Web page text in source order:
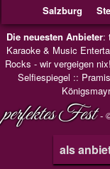
Salzburg
Die neuesten Anbieter:
Karaoke & Music
Rocks - wir vergeigen nix!
Selfiespiegel ::
perfektes Fest-
als